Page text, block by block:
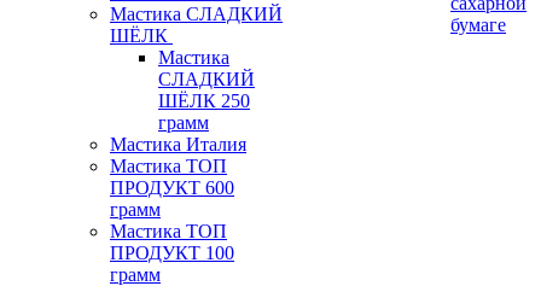
Мастика СЛАДКИЙ
ШЁЛК
Мастика
СЛАДКИЙ
ШЁЛК 250
грамм
Мастика Италия
Мастика ТОП
ПРОДУКТ 600
грамм
Мастика ТОП
ПРОДУКТ 100
грамм
бумаге